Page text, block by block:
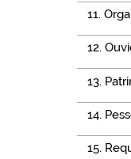
11.
12.
13.
14.
15.